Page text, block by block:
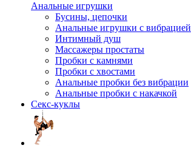
Анальные игрушки
Бусины, цепочки
Анальные игрушки с вибрацией
Интимный душ
Массажеры простаты
Пробки с камнями
Пробки с хвостами
Анальные пробки без вибрации
Анальные пробки с накачкой
Секс-куклы